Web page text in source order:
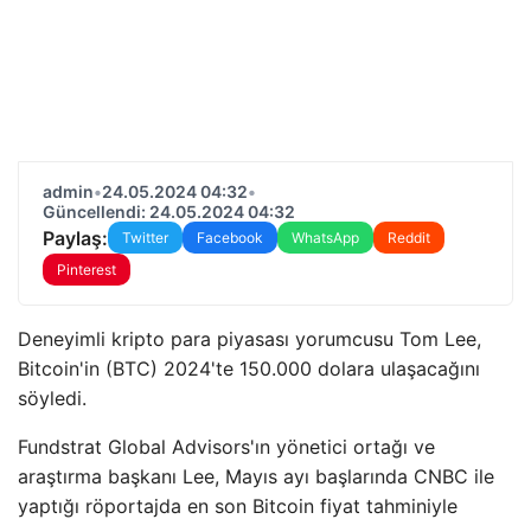
admin•24.05.2024 04:32•
Güncellendi: 24.05.2024 04:32
Paylaş: Twitter Facebook WhatsApp
Reddit
Pinterest
Deneyimli kripto para piyasası yorumcusu Tom Lee,
Bitcoin'in (BTC) 2024'te 150.000 dolara ulaşacağını
söyledi.
Fundstrat Global Advisors'ın yönetici ortağı ve
araştırma başkanı Lee, Mayıs ayı başlarında CNBC ile
yaptığı röportajda en son Bitcoin fiyat tahminiyle